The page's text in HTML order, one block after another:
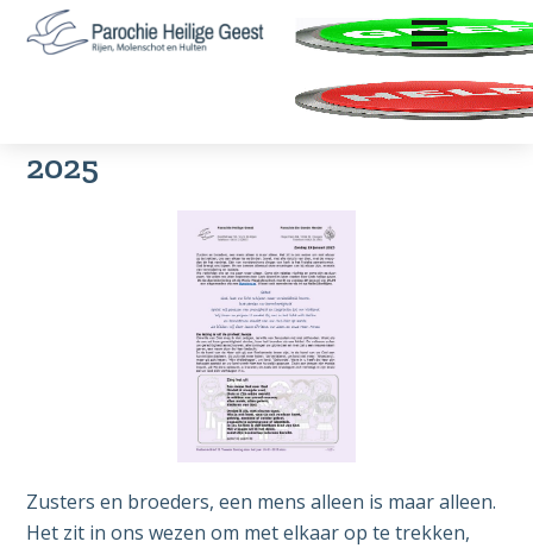
Door
naar
Spring
naar
Hulten
Zoeken
ENTER OM TE OPENEN
Pastorale Brief 21 van 19-01-
2025
Zusters en broeders, een mens alleen is maar alleen.
Het zit in ons wezen om met elkaar op te trekken,